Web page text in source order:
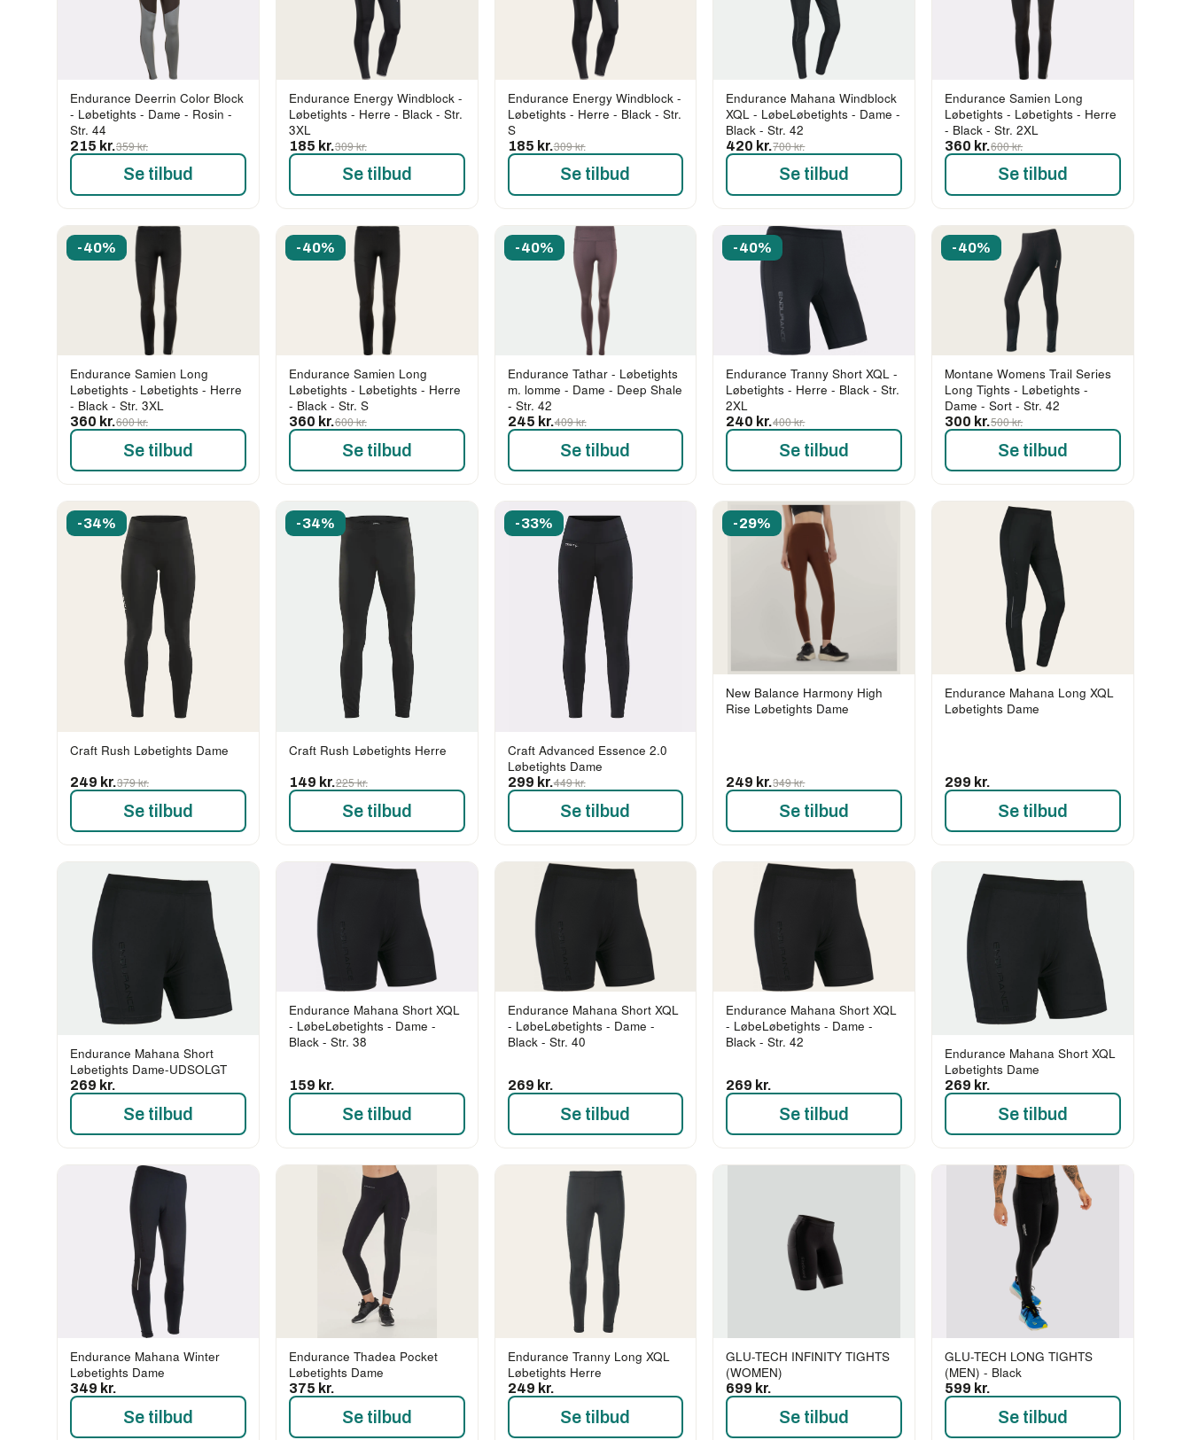
Endurance Deerrin Color Block
- Løbetights - Dame - Rosin -
Str. 44
215 kr.359 kr.
Se tilbud
Endurance Energy Windblock -
Løbetights - Herre - Black - Str.
3XL
185 kr.309 kr.
Se tilbud
Endurance Energy Windblock -
Løbetights - Herre - Black - Str.
S
185 kr.309 kr.
Se tilbud
Endurance Mahana Windblock
XQL - LøbeLøbetights - Dame -
Black - Str. 42
420 kr.700 kr.
Se tilbud
Endurance Samien Long
Løbetights - Løbetights - Herre
- Black - Str. 2XL
360 kr.600 kr.
Se tilbud
-40%
Endurance Samien Long
Løbetights - Løbetights - Herre
- Black - Str. 3XL
360 kr.600 kr.
Se tilbud
-40%
Endurance Samien Long
Løbetights - Løbetights - Herre
- Black - Str. S
360 kr.600 kr.
Se tilbud
-40%
Endurance Tathar - Løbetights
m. lomme - Dame - Deep Shale
- Str. 42
245 kr.409 kr.
Se tilbud
-40%
Endurance Tranny Short XQL -
Løbetights - Herre - Black - Str.
2XL
240 kr.400 kr.
Se tilbud
-40%
Montane Womens Trail Series
Long Tights - Løbetights -
Dame - Sort - Str. 42
300 kr.500 kr.
Se tilbud
-34%
Craft Rush Løbetights Dame
249 kr.379 kr.
Se tilbud
-34%
Craft Rush Løbetights Herre
149 kr.225 kr.
Se tilbud
-33%
Craft Advanced Essence 2.0
Løbetights Dame
299 kr.449 kr.
Se tilbud
-29%
New Balance Harmony High
Rise Løbetights Dame
249 kr.349 kr.
Se tilbud
Endurance Mahana Long XQL
Løbetights Dame
299 kr.
Se tilbud
Endurance Mahana Short
Løbetights Dame-UDSOLGT
269 kr.
Se tilbud
Endurance Mahana Short XQL
- LøbeLøbetights - Dame -
Black - Str. 38
159 kr.
Se tilbud
Endurance Mahana Short XQL
- LøbeLøbetights - Dame -
Black - Str. 40
269 kr.
Se tilbud
Endurance Mahana Short XQL
- LøbeLøbetights - Dame -
Black - Str. 42
269 kr.
Se tilbud
Endurance Mahana Short XQL
Løbetights Dame
269 kr.
Se tilbud
Endurance Mahana Winter
Løbetights Dame
349 kr.
Se tilbud
Endurance Thadea Pocket
Løbetights Dame
375 kr.
Se tilbud
Endurance Tranny Long XQL
Løbetights Herre
249 kr.
Se tilbud
GLU-TECH INFINITY TIGHTS
(WOMEN)
699 kr.
Se tilbud
GLU-TECH LONG TIGHTS
(MEN) - Black
599 kr.
Se tilbud